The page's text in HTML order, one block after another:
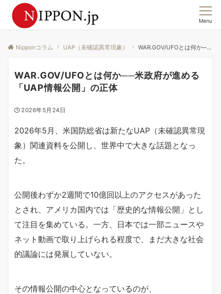
Menu
Nipponコラム UAP（未確認異常現象） WAR.GOV/UFOとは何か──米政府が進める「UAP情報公開」の正体
WAR.GOV/UFOとは何か──米政府が進める
「UAP情報公開」の正体
2026年5月24日
2026年5月、米国防総省は新たなUAP（未確認異常現
象）関連資料を公開し、世界中で大きな話題となっ
た。
公開後わずか2週間で10億回以上のアクセスがあった
とされ、アメリカ国内では「歴史的な情報公開」とし
て注目を集めている。一方、日本では一部ニュースや
ネット動画で取り上げられる程度で、まだ大きな社会
的議論には発展していない。
その情報公開の中心となっているのが、